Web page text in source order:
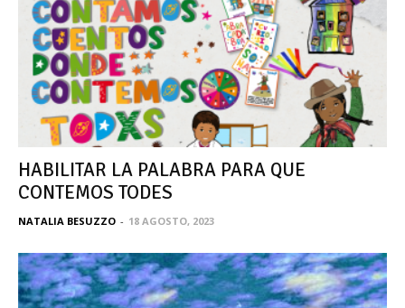
HABILITAR LA PALABRA PARA QUE
CONTEMOS TODES
NATALIA BESUZZO - 18 AGOSTO, 2023